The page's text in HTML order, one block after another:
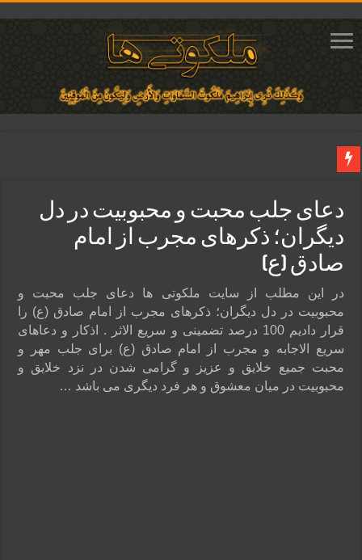
دعای ایجاد عشق و محبت آتشین در قلب معشوق | متن دعا، روش خواندن
ختم آیات ۲ و ۳ سوره طلاق برای افزایش رزق و روزی | روش ختم، متن آیات و فضیلت
آیات قرآنی برای استجابت دعا و آسان شدن کارها و برآورده شدن حاجت
قویترین ذکر استجابت دعا و حاجت روایی | ذکر اسماء الحسنی برآورده شدن حاجت
دعای جلب محبت و محبوبیت در دل
دیگران؛ ذکرهای مجرب از امام
صادق (ع)
در این مطلب از سایت ملکوتی ها دعای جلب محبت و
محبوبیت در دل دیگران؛ ذکرهای مجرب از امام صادق (ع) را
قرار دادیم 100 درصد تضمینی و سریع الاثر . اذکار و دعاهای
سریع الاجابه و مجرب از امام صادق (ع) برای جلب مهر و
محبت جمیع خلایق و عزیز و گرامی شدن در نزد خلایق و
محبوبیت در میان معشوق و هر فرد دیگری می باشد …